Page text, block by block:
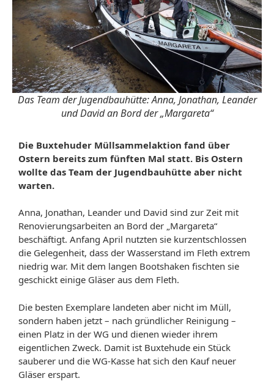
Das Team der Jugendbauhütte: Anna, Jonathan, Leander
und David an Bord der „Margareta“
Die Buxtehuder Müllsammelaktion fand über
Ostern bereits zum fünften Mal statt. Bis Ostern
wollte das Team der Jugendbauhütte aber nicht
warten.
Anna, Jonathan, Leander und David sind zur Zeit mit
Renovierungsarbeiten an Bord der „Margareta“
beschäftigt. Anfang April nutzten sie kurzentschlossen
die Gelegenheit, dass der Wasserstand im Fleth extrem
niedrig war. Mit dem langen Bootshaken fischten sie
geschickt einige Gläser aus dem Fleth.
Die besten Exemplare landeten aber nicht im Müll,
sondern haben jetzt – nach gründlicher Reinigung –
einen Platz in der WG und dienen wieder ihrem
eigentlichen Zweck. Damit ist Buxtehude ein Stück
sauberer und die WG-Kasse hat sich den Kauf neuer
Gläser erspart.